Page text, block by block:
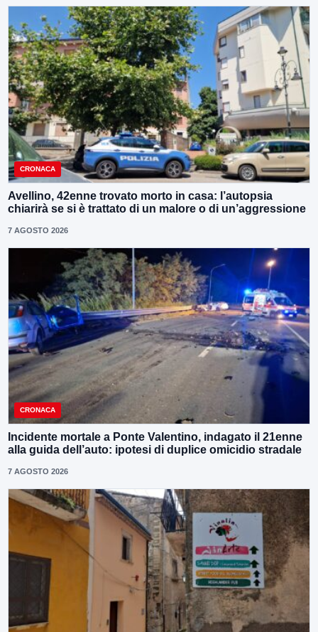
CRONACA
Avellino, 42enne trovato morto in casa: l’autopsia
chiarirà se si è trattato di un malore o di un’aggressione
7 AGOSTO 2026
CRONACA
Incidente mortale a Ponte Valentino, indagato il 21enne
alla guida dell’auto: ipotesi di duplice omicidio stradale
7 AGOSTO 2026